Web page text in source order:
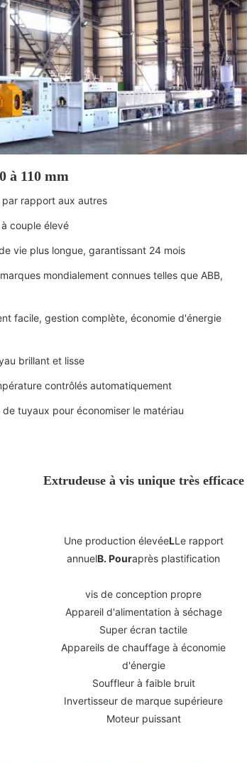
à 110 mm
rapport aux autres
couple élevé
vie plus longue, garantissant 24 mois
mondialement connues telles que ABB,
facile, gestion complète, économie d'énergie
brillant et lisse
contrôlés automatiquement
tuyaux pour économiser le matériau
Extrudeuse à vis unique très efficace
Une production élevéeLLe rapport
annuelB. Pouraprès plastification
vis de conception propre
Appareil d'alimentation à séchage
Super écran tactile
Appareils de chauffage à économie
d'énergie
Souffleur à faible bruit
Invertisseur de marque supérieure
Moteur puissant